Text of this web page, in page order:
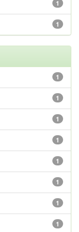
1
1
1
1
1
1
1
1
1
1